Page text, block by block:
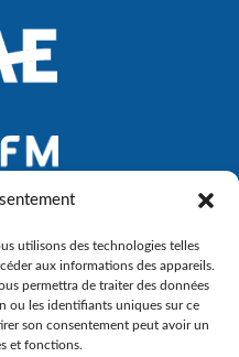
utilisons des technologies telles
aux informations des appareils.
permettra de traiter des données
ou les identifiants uniques sur ce
son consentement peut avoir un
et fonctions.